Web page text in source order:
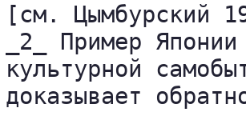
[см. Цымбурский
_2_ Пример
культурной
доказывает